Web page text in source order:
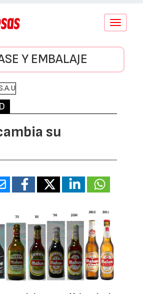
Conmutar
Y EMBALAJE
su